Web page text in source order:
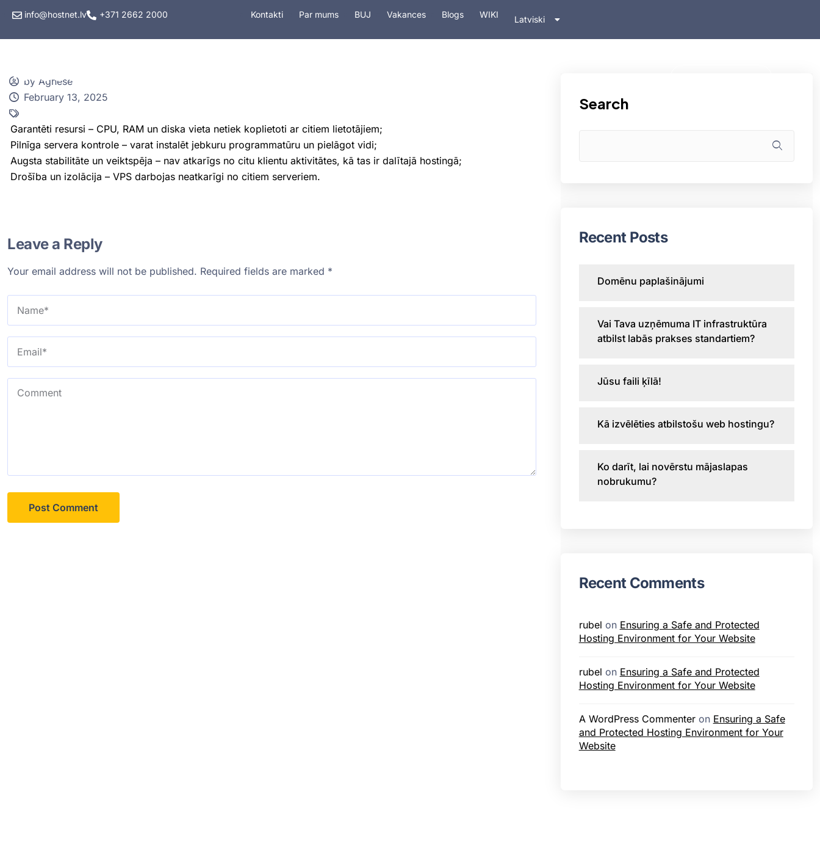
info@hostnet.lv +371 2662 2000 Kontakti Par mums BUJ Vakances Blogs WIKI Latviski
На русском
by Agnese
February 13, 2025
Garantēti resursi – CPU, RAM un diska vieta netiek koplietoti ar citiem lietotājiem;
Pilnīga servera kontrole – varat instalēt jebkuru programmatūru un pielāgot vidi;
Augsta stabilitāte un veiktspēja – nav atkarīgs no citu klientu aktivitātes, kā tas ir dalītajā hostingā;
Drošība un izolācija – VPS darbojas neatkarīgi no citiem serveriem.
Leave a Reply
Your email address will not be published. Required fields are marked *
Search
Recent Posts
Domēnu paplašinājumi
Vai Tava uzņēmuma IT infrastruktūra
atbilst labās prakses standartiem?
Jūsu faili ķīlā!
Kā izvēlēties atbilstošu web hostingu?
Ko darīt, lai novērstu mājaslapas
nobrukumu?
Recent Comments
rubel on Ensuring a Safe and Protected
Hosting Environment for Your Website
rubel on Ensuring a Safe and Protected
Hosting Environment for Your Website
A WordPress Commenteron Ensuring a Safe
and Protected Hosting Environment for Your
Website